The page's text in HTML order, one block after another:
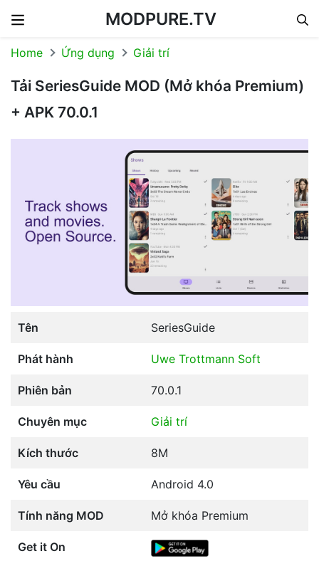
MODPURE.TV
Home Ứng dụng Giải trí
Tải SeriesGuide MOD (Mở khóa Premium)
+ APK 70.0.1
Tên SeriesGuide
Phát hành Uwe Trottmann Soft
Phiên bản 70.0.1
Chuyên mục Giải trí
Kích thước 8M
Yêu cầu Android 4.0
Tính năng MOD Mở khóa Premium
Get it On